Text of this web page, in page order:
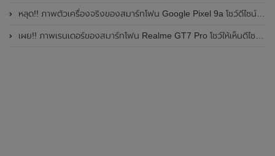
หลุด!! ภาพตัวเครื่องจริงของสมาร์ทโฟน Google Pixel 9a โชว์ดีไซน์ใหม่ กล้องหลังแบนราบ ไม่มีกรอบของกล้องแล้ว
เผย!! ภาพเรนเดอร์ของสมาร์ทโฟน Realme GT7 Pro โชว์ให้เห็นดีไซน์ใหม่ พร้อมเผยรายละเอียดสเปกที่สำคัญบางส่วน